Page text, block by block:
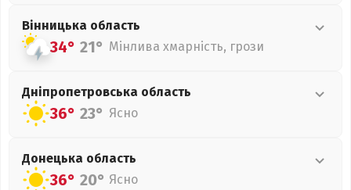
Вінницька область
34° 21° Мінлива хмарність, грози
Дніпропетровська область
36° 23° Ясно
Донецька область
36° 20° Ясно